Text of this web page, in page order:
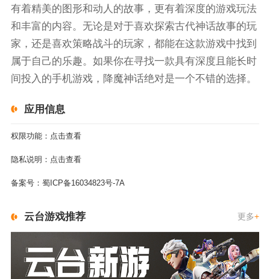
有着精美的图形和动人的故事，更有着深度的游戏玩法
和丰富的内容。无论是对于喜欢探索古代神话故事的玩
家，还是喜欢策略战斗的玩家，都能在这款游戏中找到
属于自己的乐趣。如果你在寻找一款具有深度且能长时
间投入的手机游戏，降魔神话绝对是一个不错的选择。
应用信息
权限功能： 点击查看
隐私说明： 点击查看
备案号： 蜀ICP备16034823号-7A
云台游戏推荐 更多+